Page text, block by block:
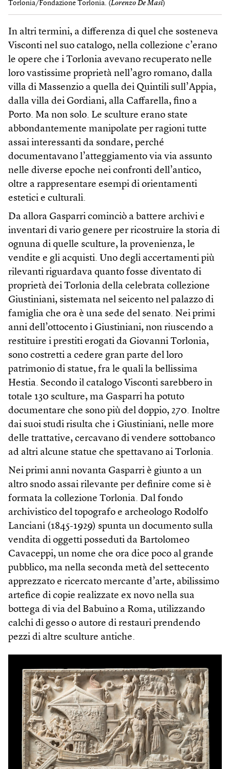
Torlonia/Fondazione Torlonia. (Lorenzo De Masi)
In altri termini, a differenza di quel che sosteneva
Visconti nel suo catalogo, nella collezione c’erano
le opere che i Torlonia avevano recuperato nelle
loro vastissime proprietà nell’agro romano, dalla
villa di Massenzio a quella dei Quintili sull’Appia,
dalla villa dei Gordiani, alla Caffarella, fino a
Porto. Ma non solo. Le sculture erano state
abbondantemente manipolate per ragioni tutte
assai interessanti da sondare, perché
documentavano l’atteggiamento via via assunto
nelle diverse epoche nei confronti dell’antico,
oltre a rappresentare esempi di orientamenti
estetici e culturali.
Da allora Gasparri cominciò a battere archivi e
inventari di vario genere per ricostruire la storia di
ognuna di quelle sculture, la provenienza, le
vendite e gli acquisti. Uno degli accertamenti più
rilevanti riguardava quanto fosse diventato di
proprietà dei Torlonia della celebrata collezione
Giustiniani, sistemata nel seicento nel palazzo di
famiglia che ora è una sede del senato. Nei primi
anni dell’ottocento i Giustiniani, non riuscendo a
restituire i prestiti erogati da Giovanni Torlonia,
sono costretti a cedere gran parte del loro
patrimonio di statue, fra le quali la bellissima
Hestia. Secondo il catalogo Visconti sarebbero in
totale 130 sculture, ma Gasparri ha potuto
documentare che sono più del doppio, 270. Inoltre
dai suoi studi risulta che i Giustiniani, nelle more
delle trattative, cercavano di vendere sottobanco
ad altri alcune statue che spettavano ai Torlonia.
Nei primi anni novanta Gasparri è giunto a un
altro snodo assai rilevante per definire come si è
formata la collezione Torlonia. Dal fondo
archivistico del topografo e archeologo Rodolfo
Lanciani (1845-1929) spunta un documento sulla
vendita di oggetti posseduti da Bartolomeo
Cavaceppi, un nome che ora dice poco al grande
pubblico, ma nella seconda metà del settecento
apprezzato e ricercato mercante d’arte, abilissimo
artefice di copie realizzate ex novo nella sua
bottega di via del Babuino a Roma, utilizzando
calchi di gesso o autore di restauri prendendo
pezzi di altre sculture antiche.